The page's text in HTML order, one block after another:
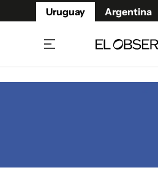
Uruguay Argentina
Fútbol internacional